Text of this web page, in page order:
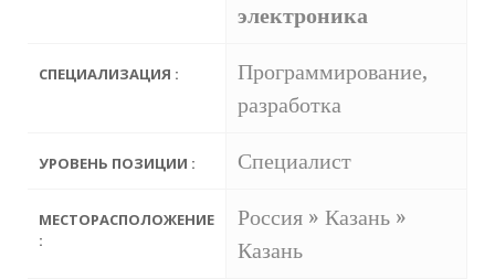
электроника
СПЕЦИАЛИЗАЦИЯ :
Программирование,
разработка
УРОВЕНЬ ПОЗИЦИИ : Специалист
МЕСТОРАСПОЛОЖЕНИЕ
:
Россия » Казань »
Казань